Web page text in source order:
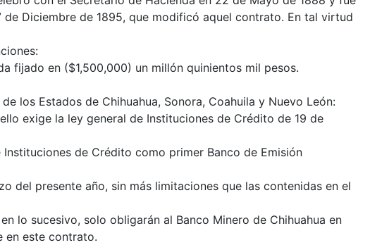
Diciembre de 1895, que modificó aquel contrato. En tal virtud
fijado en ($1,500,000) un millón quinientos mil pesos.
los Estados de Chihuahua, Sonora, Coahuila y Nuevo León:
exige la ley general de Instituciones de Crédito de 19 de
de Crédito como primer Banco de Emisión
del presente año, sin más limitaciones que las contenidas en el
lo sucesivo, solo obligarán al Banco Minero de Chihuahua en
en este contrato.